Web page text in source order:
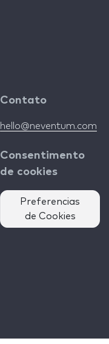
Contato
hello@neventum.com
Consentimento
de cookies
Preferencias
de Cookies